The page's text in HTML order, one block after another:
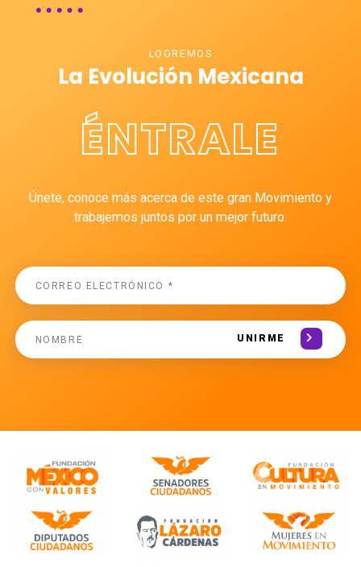
LOGREMOS
La Evolución Mexicana
ÉNTRALE
Únete, conoce más acerca de este gran Movimiento y
trabajemos juntos por un mejor futuro.
UNIRME